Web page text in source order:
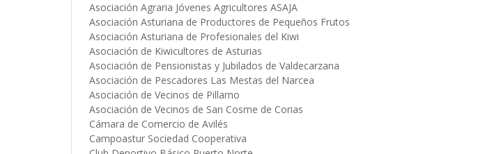
Asociación Agraria Jóvenes Agricultores ASAJA
Asociación Asturiana de Productores de Pequeños Frutos
Asociación Asturiana de Profesionales del Kiwi
Asociación de Kiwicultores de Asturias
Asociación de Pensionistas y Jubilados de Valdecarzana
Asociación de Pescadores Las Mestas del Narcea
Asociación de Vecinos de Pillarno
Asociación de Vecinos de San Cosme de Corias
Cámara de Comercio de Avilés
Campoastur Sociedad Cooperativa